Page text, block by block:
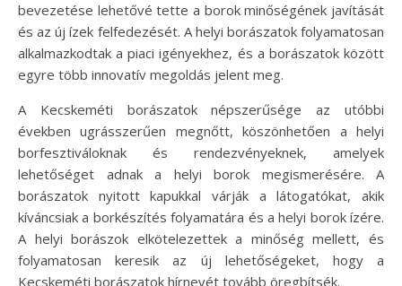
bevezetése lehetővé tette a borok minőségének javítását
és az új ízek felfedezését. A helyi borászatok folyamatosan
alkalmazkodtak a piaci igényekhez, és a borászatok között
egyre több innovatív megoldás jelent meg.
A Kecskeméti borászatok népszerűsége az utóbbi
években ugrásszerűen megnőtt, köszönhetően a helyi
borfesztiváloknak és rendezvényeknek, amelyek
lehetőséget adnak a helyi borok megismerésére. A
borászatok nyitott kapukkal várják a látogatókat, akik
kíváncsiak a borkészítés folyamatára és a helyi borok ízére.
A helyi borászok elkötelezettek a minőség mellett, és
folyamatosan keresik az új lehetőségeket, hogy a
Kecskeméti borászatok hírnevét tovább öregbítsék.